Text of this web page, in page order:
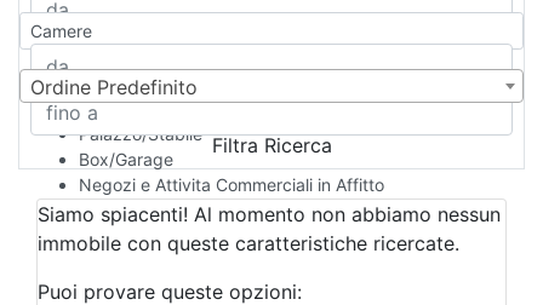
Rustico/Casale
Camera d'Albergo
Multiproprietà
Palazzo/Stabile
Box/Garage
Negozi e Attivita Commerciali in Affitto
Qualsiasi
Attività/Licenza Commerciale
Azienda Agricola
Bar/Ristorante
Camere
Ordine Predefinito
Filtra Ricerca
Siamo spiacenti! Al momento non abbiamo nessun
immobile con queste caratteristiche ricercate.
Puoi provare queste opzioni: